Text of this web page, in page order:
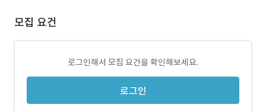
모집 요건
로그인해서 모집 요건을 확인해보세요.
로그인